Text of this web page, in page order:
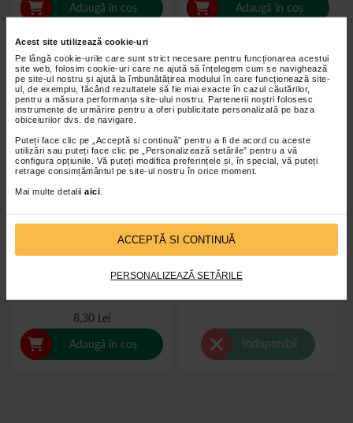
Acest site utilizează cookie-uri
Pe lângă cookie-urile care sunt strict necesare pentru funcționarea acestui
site web, folosim cookie-uri care ne ajută să înțelegem cum se navighează
pe site-ul nostru și ajută la îmbunătățirea modului în care funcționează site-
ul, de exemplu, făcând rezultatele să fie mai exacte în cazul căutărilor,
pentru a măsura performanța site-ului nostru. Partenerii noștri folosesc
instrumente de urmărire pentru a oferi publicitate personalizată pe baza
obiceiurilor dvs. de navigare.
Puteți face clic pe „Acceptă si continuă” pentru a fi de acord cu aceste
utilizări sau puteți face clic pe „Personalizează setările” pentru a vă
configura opțiunile. Vă puteți modifica preferințele și, în special, vă puteți
retrage consimțământul pe site-ul nostru în orice moment.
Mai multe detalii aici
ACCEPTĂ SI CONTINUĂ
PERSONALIZEAZĂ SETĂRILE
Adaugă în coș
Adaugă în coș
8,30 Lei
Adaugă în coș
Indisponibil